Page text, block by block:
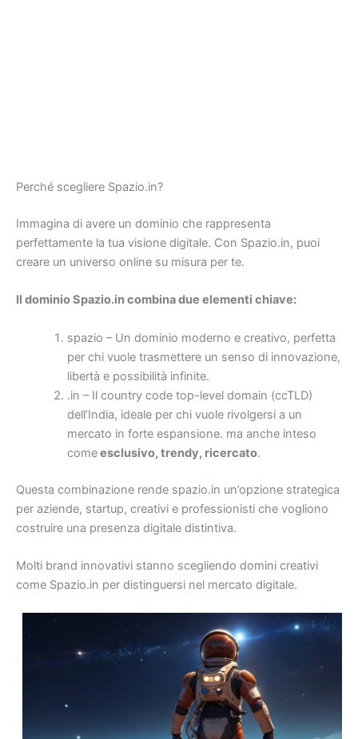
Perché scegliere Spazio.in?
Immagina di avere un dominio che rappresenta
perfettamente la tua visione digitale. Con Spazio.in, puoi
creare un universo online su misura per te.
Il dominio Spazio.in combina due elementi chiave:
spazio – Un dominio moderno e creativo, perfetta
per chi vuole trasmettere un senso di innovazione,
libertà e possibilità infinite.
.in – Il country code top-level domain (ccTLD)
dell’India, ideale per chi vuole rivolgersi a un
mercato in forte espansione. ma anche inteso
comeesclusivo, trendy, ricercato.
Questa combinazione rende spazio.in un’opzione strategica
per aziende, startup, creativi e professionisti che vogliono
costruire una presenza digitale distintiva.
Molti brand innovativi stanno scegliendo domini creativi
come Spazio.in per distinguersi nel mercato digitale.